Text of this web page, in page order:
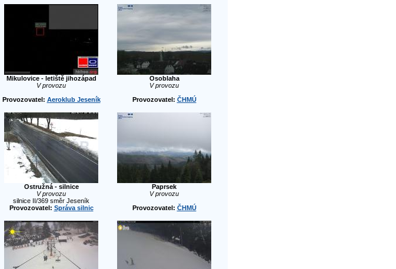
Mikulovice - letiště jihozápad
V provozu
Provozovatel: Aeroklub Jeseník
Osoblaha
V provozu
Provozovatel: ČHMÚ
Ostružná - silnice
V provozu
silnice II/369 směr Jeseník
Provozovatel: Správa silnic
Paprsek
V provozu
Provozovatel: ČHMÚ